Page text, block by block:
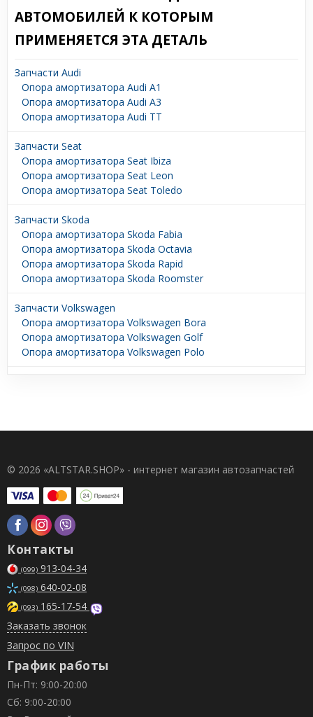
АВТОМОБИЛЕЙ К КОТОРЫМ
ПРИМЕНЯЕТСЯ ЭТА ДЕТАЛЬ
Запчасти Audi
Опора амортизатора Audi A1
Опора амортизатора Audi A3
Опора амортизатора Audi TT
Запчасти Seat
Опора амортизатора Seat Ibiza
Опора амортизатора Seat Leon
Опора амортизатора Seat Toledo
Запчасти Skoda
Опора амортизатора Skoda Fabia
Опора амортизатора Skoda Octavia
Опора амортизатора Skoda Rapid
Опора амортизатора Skoda Roomster
Запчасти Volkswagen
Опора амортизатора Volkswagen Bora
Опора амортизатора Volkswagen Golf
Опора амортизатора Volkswagen Polo
© 2026 «ALTSTAR.SHOP» - интернет магазин автозапчастей
Контакты
(099) 913-04-34
(098) 640-02-08
(093) 165-17-54
Заказать звонок
Запрос по VIN
График работы
Пн-Пт: 9:00-20:00
Сб: 9:00-20:00